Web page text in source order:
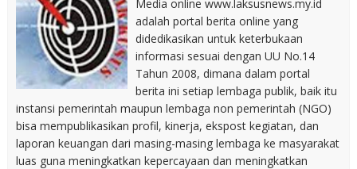
Media online www.laksusnews.my.id
adalah portal berita online yang
didedikasikan untuk keterbukaan
informasi sesuai dengan UU No.14
Tahun 2008, dimana dalam portal
berita ini setiap lembaga publik, baik itu
instansi pemerintah maupun lembaga non pemerintah (NGO)
bisa mempublikasikan profil, kinerja, ekspost kegiatan, dan
laporan keuangan dari masing-masing lembaga ke masyarakat
luas guna meningkatkan kepercayaan dan meningkatkan